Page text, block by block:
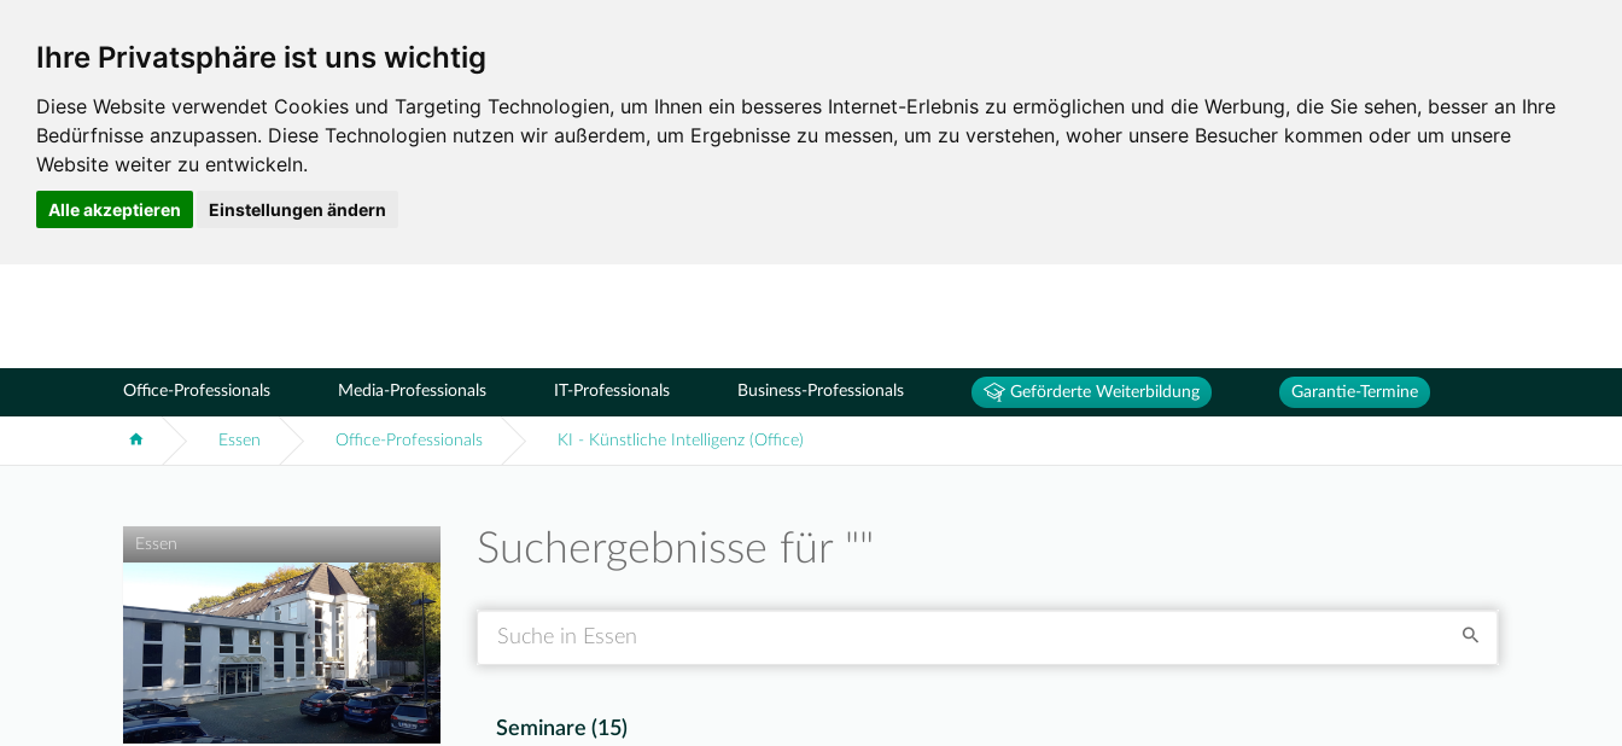
Ihre Privatsphäre ist uns wichtig
Diese Website verwendet Cookies und Targeting Technologien, um Ihnen ein besseres Internet-Erlebnis zu ermöglichen und die Werbung, die Sie sehen, besser an Ihre
Bedürfnisse anzupassen. Diese Technologien nutzen wir außerdem, um Ergebnisse zu messen, um zu verstehen, woher unsere Besucher kommen oder um unsere
Website weiter zu entwickeln.
Alle akzeptieren Einstellungen ändern
Standorte
Essen
Office-Professionals Media-Professionals IT-Professionals Business-Professionals Geförderte Weiterbildung Garantie-Termine
Essen Office-Professionals KI - Künstliche Intelligenz (Office)
Suchergebnisse für ""
Seminare (15)
Essen